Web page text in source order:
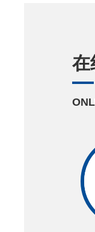
在